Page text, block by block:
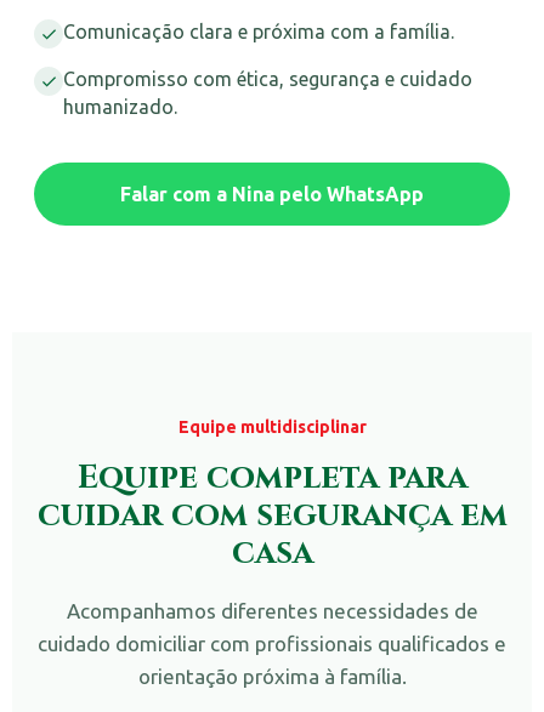
Comunicação clara e próxima com a família.
Compromisso com ética, segurança e cuidado
humanizado.
Falar com a Nina pelo WhatsApp
Equipe multidisciplinar
Equipe completa para
cuidar com segurança em
casa
Acompanhamos diferentes necessidades de
cuidado domiciliar com profissionais qualificados e
orientação próxima à família.